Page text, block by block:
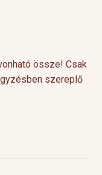
össze! Csak
szereplő